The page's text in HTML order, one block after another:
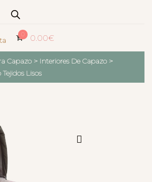
0 0.00€
Capazo > Interiores De Capazo >
Lisos